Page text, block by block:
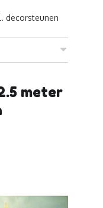
decorsteunen
meter